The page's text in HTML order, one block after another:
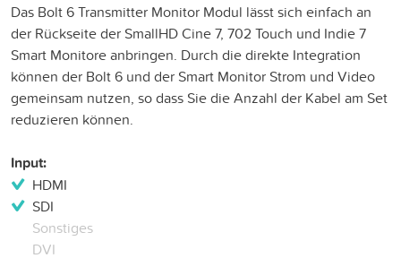
Das Bolt 6 Transmitter Monitor Modul lässt sich einfach an
der Rückseite der SmallHD Cine 7, 702 Touch und Indie 7
Smart Monitore anbringen. Durch die direkte Integration
können der Bolt 6 und der Smart Monitor Strom und Video
gemeinsam nutzen, so dass Sie die Anzahl der Kabel am Set
reduzieren können.
Input:
HDMI
SDI
Sonstiges
DVI